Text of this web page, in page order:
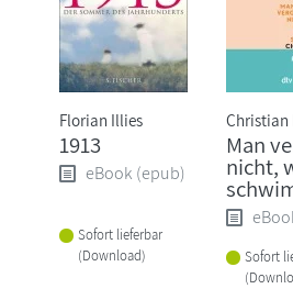
Florian Illies
1913
eBook (epub)
Sofort lieferbar
(Download)
Christian
Man
nicht,
Sofort